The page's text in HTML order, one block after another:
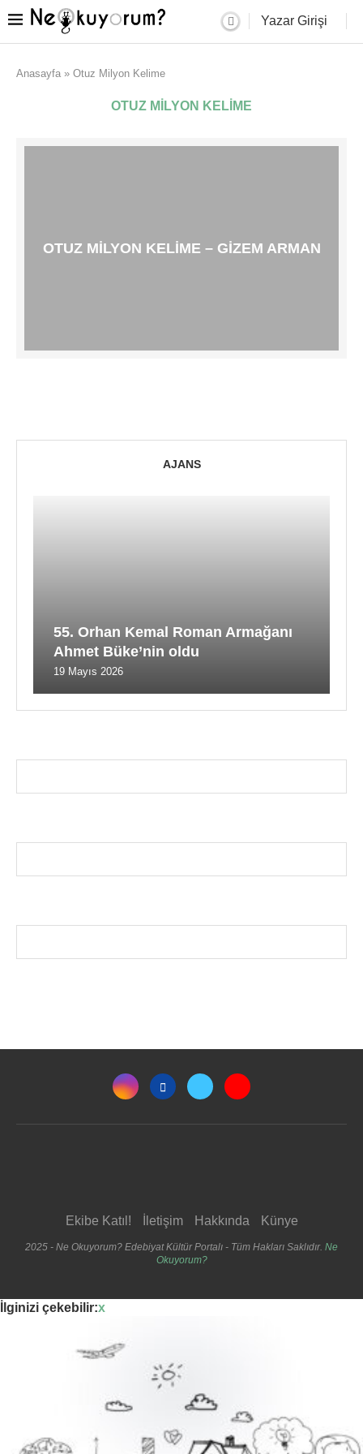
Yazar Girişi
Anasayfa » Otuz Milyon Kelime
OTUZ MILYON KELIME
OTUZ MILYON KELIME – GIZEM ARMAN
AJANS
55. Orhan Kemal Roman Armağanı
Ahmet Büke’nin oldu
19 Mayıs 2026
Ekibe Katıl! İletişim Hakkında Künye
2025 - Ne Okuyorum? Edebiyat Kültür Portalı - Tüm Hakları Saklıdır. Ne
Okuyorum?
İlginizi çekebilir:x